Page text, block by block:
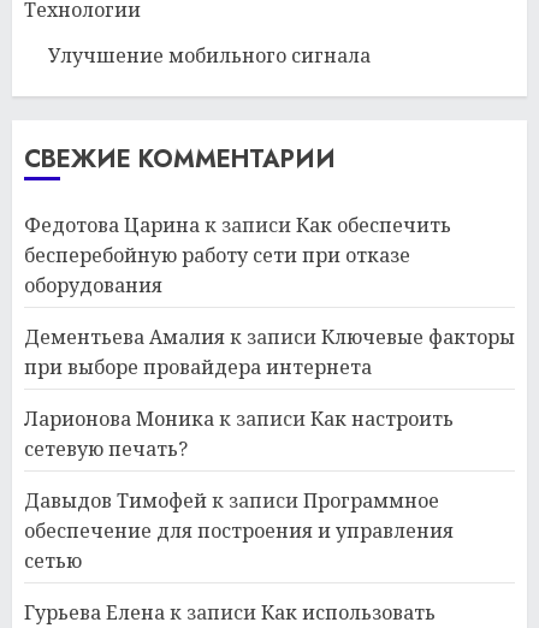
Технологии
Улучшение мобильного сигнала
СВЕЖИЕ КОММЕНТАРИИ
Федотова Царинак записиКак обеспечить
бесперебойную работу сети при отказе
оборудования
Дементьева Амалияк записиКлючевые факторы
при выборе провайдера интернета
Ларионова Моникак записиКак настроить
сетевую печать?
Давыдов Тимофейк записиПрограммное
обеспечение для построения и управления
сетью
Гурьева Еленак записиКак использовать